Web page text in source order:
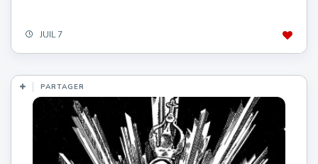
JUIL 7
PARTAGER